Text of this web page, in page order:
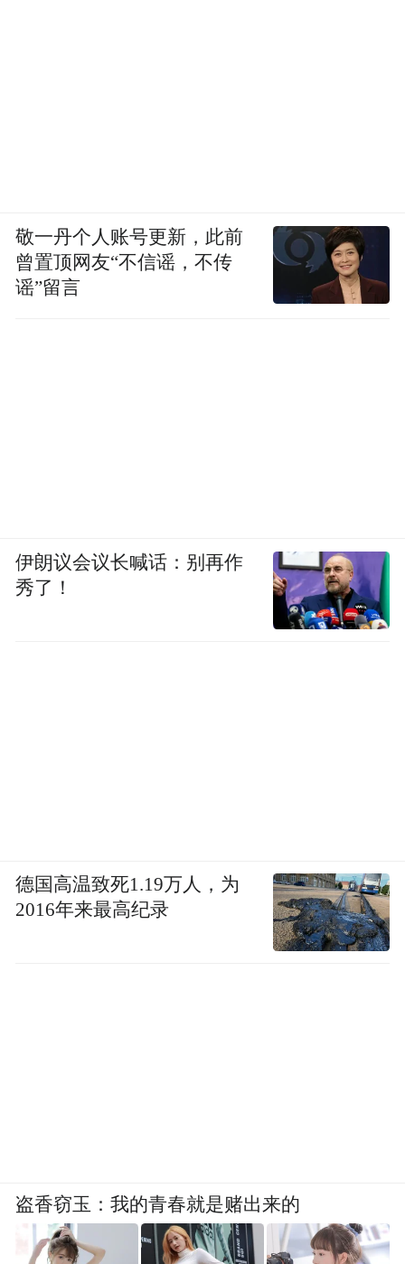
敬一丹个人账号更新，此前
曾置顶网友“不信谣，不传
谣”留言
伊朗议会议长喊话：别再作
秀了！
德国高温致死1.19万人，为
2016年来最高纪录
盗香窃玉：我的青春就是赌出来的